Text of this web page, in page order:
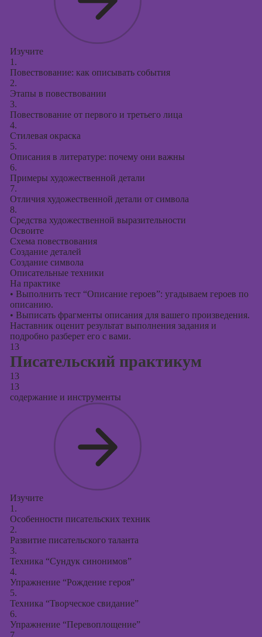
Изучите
1.
Повествование: как описывать события
2.
Этапы в повествовании
3.
Повествование от первого и третьего лица
4.
Стилевая окраска
5.
Описания в литературе: почему они важны
6.
Примеры художественной детали
7.
Отличия художественной детали от символа
8.
Средства художественной выразительности
Освоите
Схема повествования
Создание деталей
Создание символа
Описательные техники
На практике
• Выполнить тест “Описание героев”: угадываем героев по
описанию.
• Выписать фрагменты описания для вашего произведения.
Наставник оценит результат выполнения задания и
подробно разберет его с вами.
13
Писательский практикум
13
13
содержание и инструменты
Изучите
1.
Особенности писательских техник
2.
Развитие писательского таланта
3.
Техника “Сундук синонимов”
4.
Упражнение “Рождение героя”
5.
Техника “Творческое свидание”
6.
Упражнение “Перевоплощение”
7.